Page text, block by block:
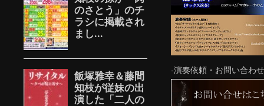
-演奏依頼・お問い合わ